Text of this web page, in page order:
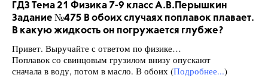
ГДЗ Тема 21 Физика 7-9 класс А.В.Перышкин
Задание №475 В обоих случаях поплавок плавает.
В какую жидкость он погружается глубже?
Привет. Выручайте с ответом по физике…
Поплавок со свинцовым грузилом внизу опускают
сначала в воду, потом в масло. В обоих (Подробнее...)